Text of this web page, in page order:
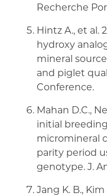
Recherche
Hintz A., et al.
hydroxy
mineral
and piglet
Conference.
Mahan D.C.,
initial
micromineral
parity period
genotype. J.
Jang K. B., Kim